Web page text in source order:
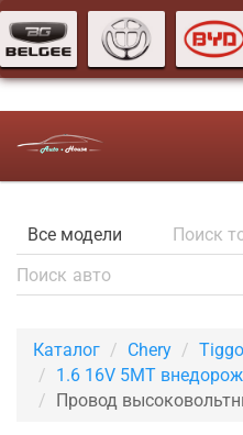
Каталог Chery
Tiggo
1.6 16V 5MT
Провод